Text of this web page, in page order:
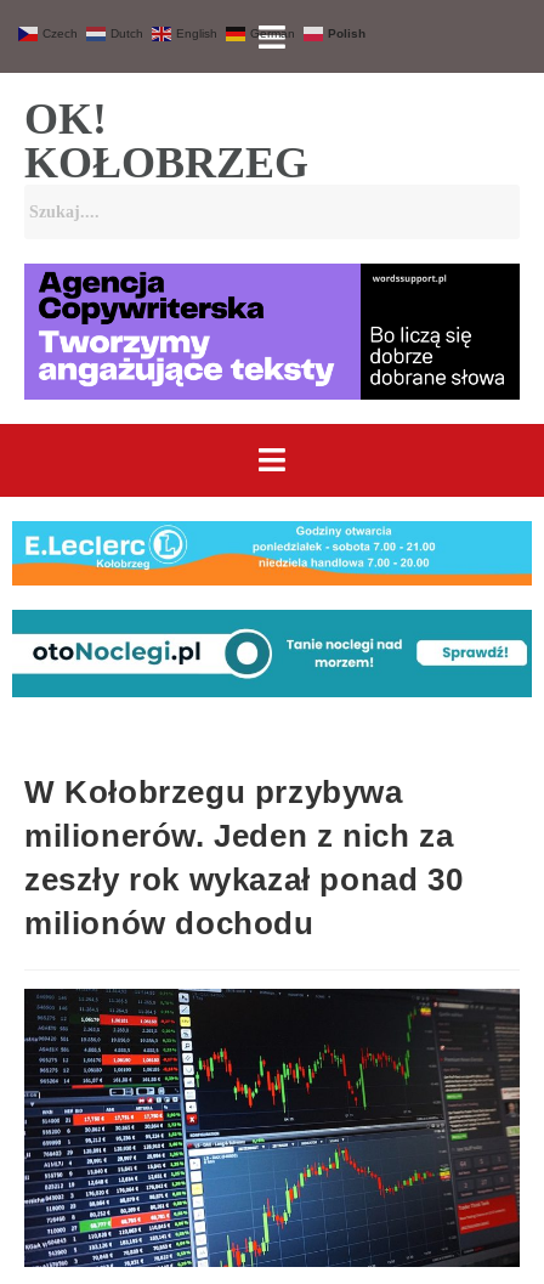
OK!
KOŁOBRZEG
W Kołobrzegu przybywa
milionerów. Jeden z nich za
zeszły rok wykazał ponad 30
milionów dochodu
Czech Dutch English German Polish